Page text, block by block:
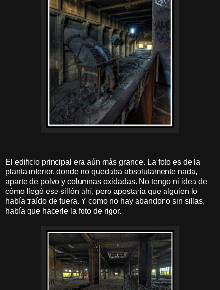
El edificio principal era aún más grande. La foto es de la
planta inferior, donde no quedaba absolutamente nada,
aparte de polvo y columnas oxidadas. No tengo ni idea de
cómo llegó ese sillón ahí, pero apostaría que alguien lo
había traído de fuera. Y como no hay abandono sin sillas,
había que hacerle la foto de rigor.